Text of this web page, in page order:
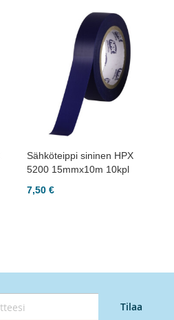
Sähköteippi sininen HPX
5200 15mmx10m 10kpl
7,50 €
Tilaa